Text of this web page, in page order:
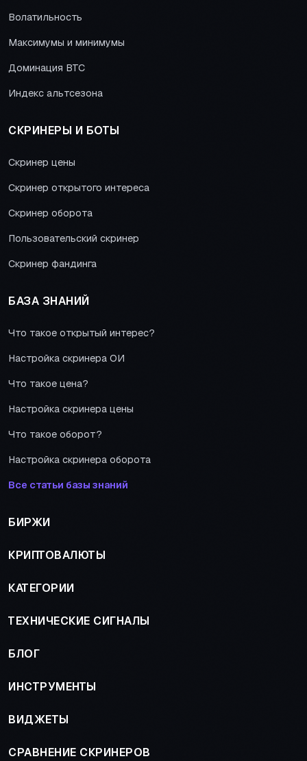
Волатильность
Максимумы и минимумы
Доминация BTC
Индекс альтсезона
СКРИНЕРЫ И БОТЫ
Скринер цены
Скринер открытого интереса
Скринер оборота
Пользовательский скринер
Скринер фандинга
БАЗА ЗНАНИЙ
Что такое открытый интерес?
Настройка скринера ОИ
Что такое цена?
Настройка скринера цены
Что такое оборот?
Настройка скринера оборота
Все статьи базы знаний
БИРЖИ
КРИПТОВАЛЮТЫ
КАТЕГОРИИ
ТЕХНИЧЕСКИЕ СИГНАЛЫ
БЛОГ
ИНСТРУМЕНТЫ
ВИДЖЕТЫ
СРАВНЕНИЕ СКРИНЕРОВ